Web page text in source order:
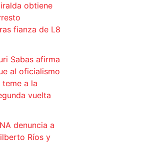
obtiene
fianza de L8
Sabas afirma
al oficialismo
teme a la
vuelta
denuncia a
Ríos y